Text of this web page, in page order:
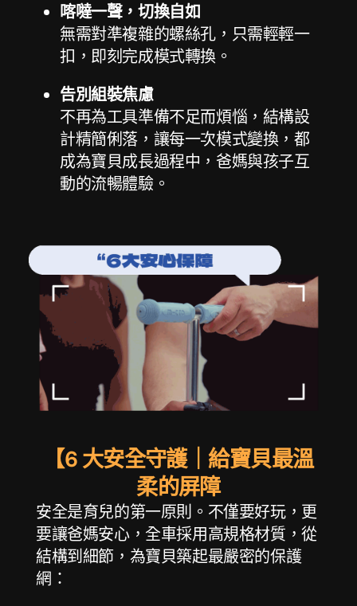
喀噠一聲，切換自如
無需對準複雜的螺絲孔，只需輕輕一
扣，即刻完成模式轉換。
告別組裝焦慮
不再為工具準備不足而煩惱，結構設
計精簡俐落，讓每一次模式變換，都
成為寶貝成長過程中，爸媽與孩子互
動的流暢體驗。
【6 大安全守護｜給寶貝最溫
柔的屏障
安全是育兒的第一原則。不僅要好玩，更
要讓爸媽安心，全車採用高規格材質，從
結構到細節，為寶貝築起最嚴密的保護
網：